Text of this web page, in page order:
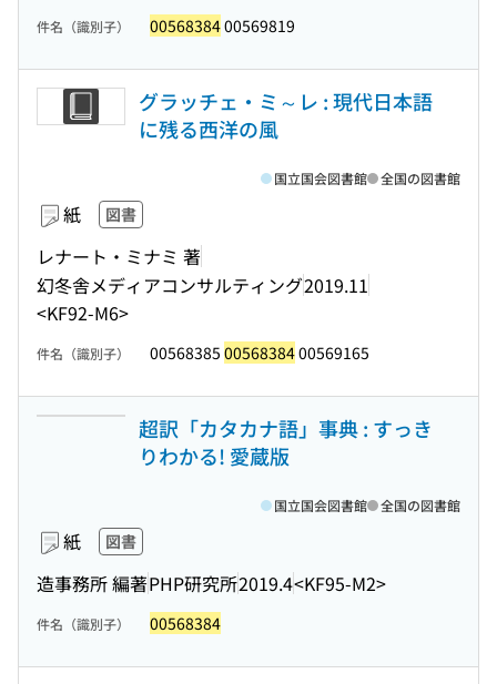
件名（識別子） 0056838400569819
グラッチェ・ミ～レ : 現代日本語
に残る西洋の風
紙 図書
レナート・ミナミ 著
幻冬舎メディアコンサルティング2019.11
<KF92-M6>
国立国会図書館 全国の図書館
件名（識別子） 00568385 0056838400569165
超訳「カタカナ語」事典 : すっき
りわかる! 愛蔵版
紙 図書
造事務所 編著PHP研究所2019.4<KF95-M2>
国立国会図書館 全国の図書館
件名（識別子） 00568384